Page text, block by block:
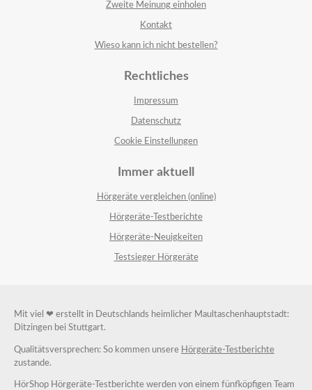
Zweite Meinung einholen
Kontakt
Wieso kann ich nicht bestellen?
Rechtliches
Impressum
Datenschutz
Cookie Einstellungen
Immer aktuell
Hörgeräte vergleichen (online)
Hörgeräte-Testberichte
Hörgeräte-Neuigkeiten
Testsieger Hörgeräte
Mit viel ❤ erstellt in Deutschlands heimlicher Maultaschenhauptstadt:
Ditzingen bei Stuttgart.
Qualitätsversprechen: So kommen unsere Hörgeräte-Testberichte
zustande.
HörShop Hörgeräte-Testberichte werden von einem fünfköpfigen Team